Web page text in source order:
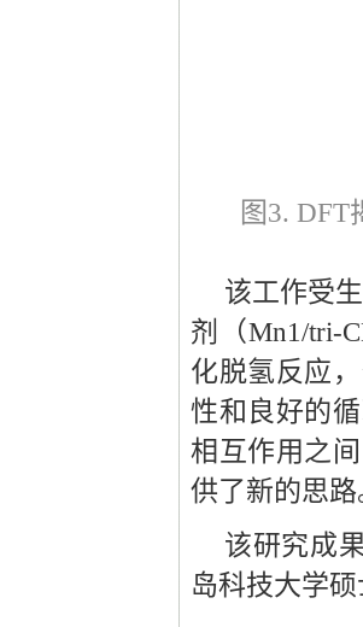
图3. DFT
该工作受
剂（Mn1/tri-
化脱氢反应
性和良好的
相互作用之
供了新的思路
该研究成
岛科技大学